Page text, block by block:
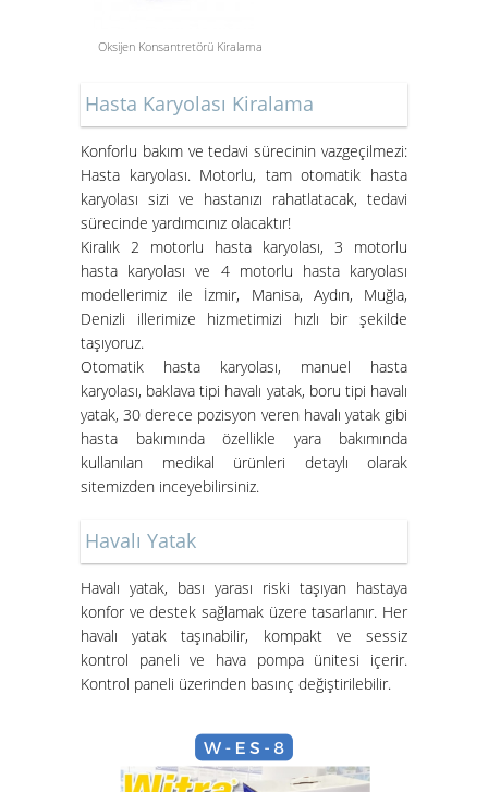
Öneme Sahip Bir Araç
Süper Konfor ile Hasta Bakım
Yatakları
İzmir Konak Hasta Yatağı
Kurulumları Devam Ediyor
Hasta Karyolası ve Havalı Yatak
Nasıl Kurulur?
Hasta Karyolası Kiralama
Konforlu bakım ve tedavi sürecinin vazgeçilmezi:
Hasta karyolası. Motorlu, tam otomatik hasta
karyolası sizi ve hastanızı rahatlatacak, tedavi
sürecinde yardımcınız olacaktır!
Kiralık 2 motorlu hasta karyolası, 3 motorlu
hasta karyolası ve 4 motorlu hasta karyolası
modellerimiz ile İzmir, Manisa, Aydın, Muğla,
Denizli illerimize hizmetimizi hızlı bir şekilde
taşıyoruz.
Otomatik hasta karyolası, manuel hasta
karyolası, baklava tipi havalı yatak, boru tipi havalı
yatak, 30 derece pozisyon veren havalı yatak gibi
hasta bakımında özellikle yara bakımında
kullanılan medikal ürünleri detaylı olarak
sitemizden inceyebilirsiniz.
Havalı Yatak
Havalı yatak, bası yarası riski taşıyan hastaya
konfor ve destek sağlamak üzere tasarlanır. Her
havalı yatak taşınabilir, kompakt ve sessiz
kontrol paneli ve hava pompa ünitesi içerir.
Kontrol paneli üzerinden basınç değiştirilebilir.